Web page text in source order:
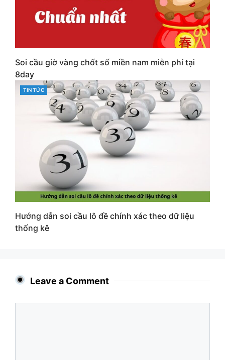
Soi cầu giờ vàng chốt số miền nam miễn phí tại
8day
CATEGORIES
TIN TỨC
Hướng dẫn soi cầu lô đề chính xác theo dữ liệu
thống kê
Leave a Comment